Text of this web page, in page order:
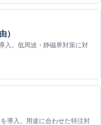
）
入。低周波・静磁界対策に対
導入。用途に合わせた特注対